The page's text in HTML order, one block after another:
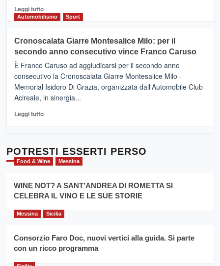
Gusto,
il
tra
sapori
vicoli
medievali
Leggi tuttoLeggi
di
Mondello
(Palermo)
–
“E
adesso
Pasta
–
Sicilia
l’
evento
per
la
filiera
grano
Automobilismo Sport
Cronoscalata Giarre Montesalice Milo: per il
secondo anno consecutivo vince Franco Caruso
È Franco Caruso ad aggiudicarsi per il secondo anno
consecutivo la Cronoscalata Giarre Montesalice Milo -
Memorial Isidoro Di Grazia, organizzata dall'Automobile Club
Acireale, in sinergia...
Leggi tuttoLeggi
Cronoscalata
Giarre
Montesalice
per
il
anno
Franco
Caruso
POTRESTI ESSERTI PERSO
Food & Wine Messina
WINE NOT? A SANT’ANDREA DI ROMETTA SI
CELEBRA IL VINO E LE SUE STORIE
Messina Sicilia
Consorzio Faro Doc, nuovi vertici alla guida. Si parte
con un ricco programma